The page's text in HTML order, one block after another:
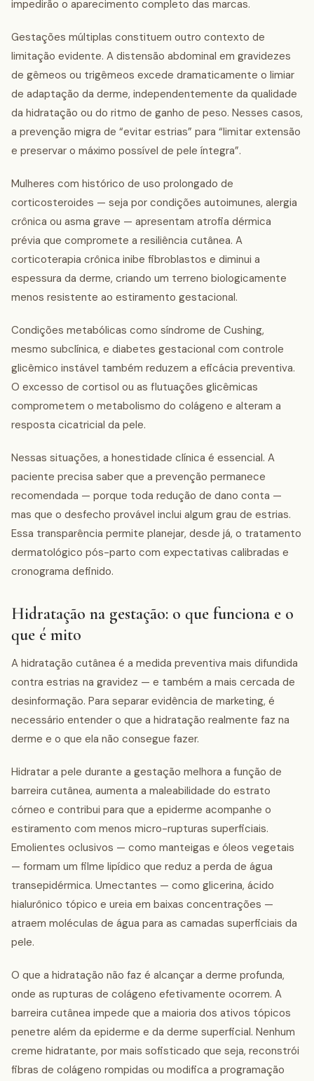
impedirão o aparecimento completo das marcas.
Gestações múltiplas constituem outro contexto de
limitação evidente. A distensão abdominal em gravidezes
de gêmeos ou trigêmeos excede dramaticamente o limiar
de adaptação da derme, independentemente da qualidade
da hidratação ou do ritmo de ganho de peso. Nesses casos,
a prevenção migra de “evitar estrias” para “limitar extensão
e preservar o máximo possível de pele íntegra”.
Mulheres com histórico de uso prolongado de
corticosteroides — seja por condições autoimunes, alergia
crônica ou asma grave — apresentam atrofia dérmica
prévia que compromete a resiliência cutânea. A
corticoterapia crônica inibe fibroblastos e diminui a
espessura da derme, criando um terreno biologicamente
menos resistente ao estiramento gestacional.
Condições metabólicas como síndrome de Cushing,
mesmo subclínica, e diabetes gestacional com controle
glicêmico instável também reduzem a eficácia preventiva.
O excesso de cortisol ou as flutuações glicêmicas
comprometem o metabolismo do colágeno e alteram a
resposta cicatricial da pele.
Nessas situações, a honestidade clínica é essencial. A
paciente precisa saber que a prevenção permanece
recomendada — porque toda redução de dano conta —
mas que o desfecho provável inclui algum grau de estrias.
Essa transparência permite planejar, desde já, o tratamento
dermatológico pós-parto com expectativas calibradas e
cronograma definido.
Hidratação na gestação: o que funciona e o
que é mito
A hidratação cutânea é a medida preventiva mais difundida
contra estrias na gravidez — e também a mais cercada de
desinformação. Para separar evidência de marketing, é
necessário entender o que a hidratação realmente faz na
derme e o que ela não consegue fazer.
Hidratar a pele durante a gestação melhora a função de
barreira cutânea, aumenta a maleabilidade do estrato
córneo e contribui para que a epiderme acompanhe o
estiramento com menos micro-rupturas superficiais.
Emolientes oclusivos — como manteigas e óleos vegetais
— formam um filme lipídico que reduz a perda de água
transepidérmica. Umectantes — como glicerina, ácido
hialurônico tópico e ureia em baixas concentrações —
atraem moléculas de água para as camadas superficiais da
pele.
O que a hidratação não faz é alcançar a derme profunda,
onde as rupturas de colágeno efetivamente ocorrem. A
barreira cutânea impede que a maioria dos ativos tópicos
penetre além da epiderme e da derme superficial. Nenhum
creme hidratante, por mais sofisticado que seja, reconstrói
fibras de colágeno rompidas ou modifica a programação